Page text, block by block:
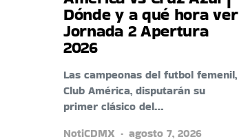
Dónde y a qué hora ver
Jornada 2 Apertura
2026
Las campeonas del futbol femenil,
Club América, disputarán su
primer clásico del…
NotiCDMX
agosto 7, 2026